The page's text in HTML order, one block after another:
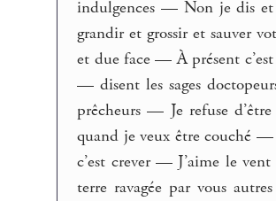
indulgences — Non je dis et
grandir et grossir et sauver
et due face — À présent
— disent les sages
prêcheurs — Je refuse
quand je veux être couché
c’est crever — J’aime le
terre ravagée par vous